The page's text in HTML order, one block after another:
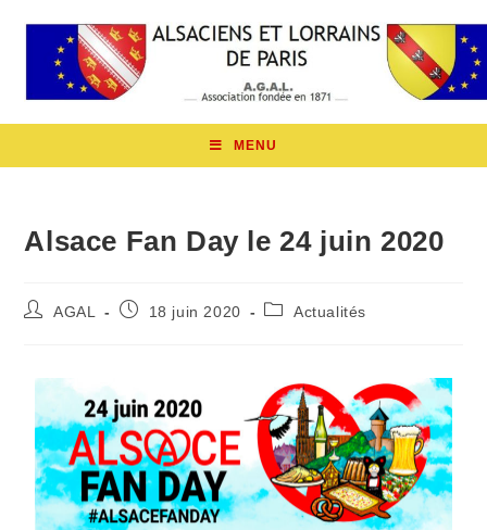
MENU
Alsace Fan Day le 24 juin 2020
AGAL 18 juin 2020 Actualités